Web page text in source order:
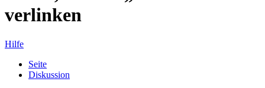
verlinken
Hilfe
Seite
Diskussion